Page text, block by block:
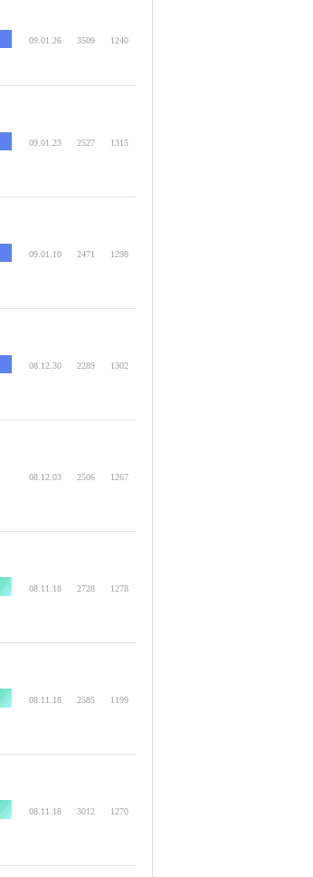
09.01.26 3509 1240
09.01.23 2527 1315
09.01.10 2471 1298
08.12.30 2289 1302
08.12.03 2506 1267
08.11.18 2728 1278
08.11.18 2585 1199
08.11.18 3012 1270